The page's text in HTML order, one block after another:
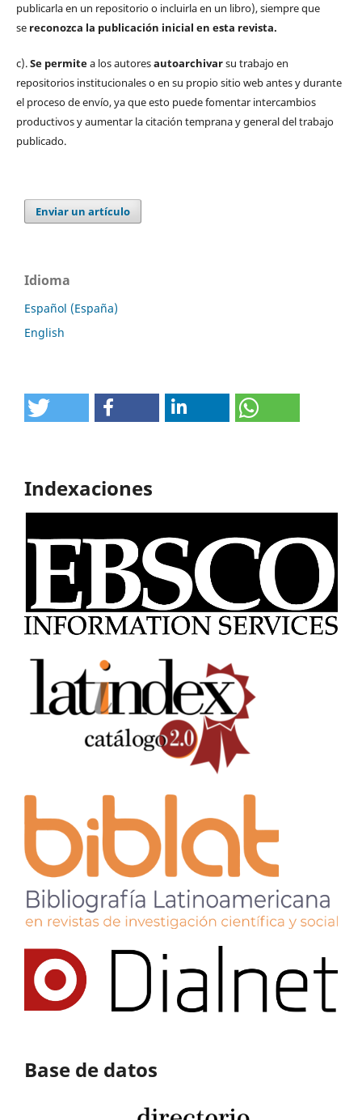
publicarla en un repositorio o incluirla en un libro), siempre que
sereconozca la publicación inicial en esta revista.
c).Se permitea los autoresautoarchivarsu trabajo en
repositorios institucionales o en su propio sitio web antes y durante
el proceso de envío, ya que esto puede fomentar intercambios
productivos y aumentar la citación temprana y general del trabajo
publicado.
Enviar un artículo
Idioma
Español (España)
English
Indexaciones
Base de datos